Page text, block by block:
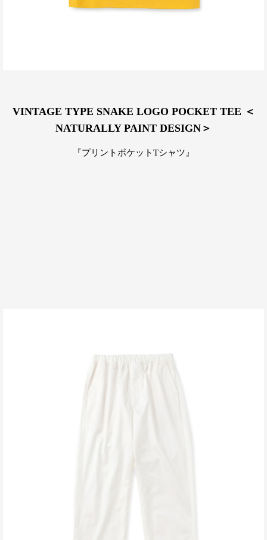
VINTAGE TYPE SNAKE LOGO POCKET TEE ＜
NATURALLY PAINT DESIGN＞
『プリントポケットTシャツ』